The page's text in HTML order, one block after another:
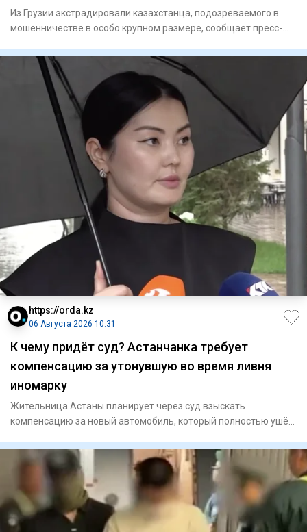
Из Грузии экстрадировали казахстанца, подозреваемого в
мошенничестве в особо крупном размере, сообщает пресс-
https://orda.kz
06 Августа 2026 10:31
К чему придёт суд? Астанчанка требует
компенсацию за утонувшую во время ливня
иномарку
Жительница Астаны планирует через суд взыскать
компенсацию за новый автомобиль, который полностью ушёл